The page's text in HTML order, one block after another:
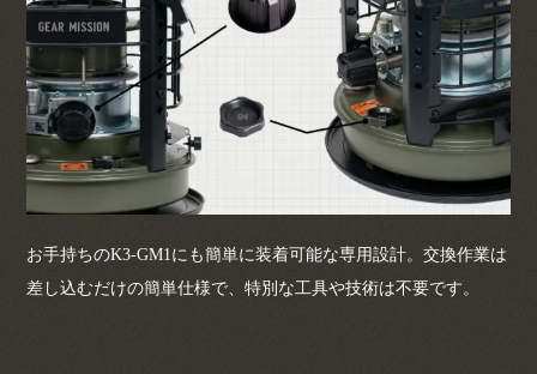
お手持ちのK3-GM1にも簡単に装着可能な専用設計。交換作業は
差し込むだけの簡単仕様で、特別な工具や技術は不要です。